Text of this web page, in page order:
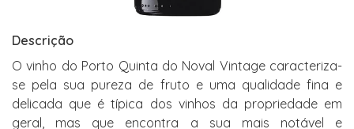
Descrição
O vinho do Porto Quinta do Noval Vintage caracteriza-
se pela sua pureza de fruto e uma qualidade fina e
delicada que é típica dos vinhos da propriedade em
geral, mas que encontra a sua mais notável e